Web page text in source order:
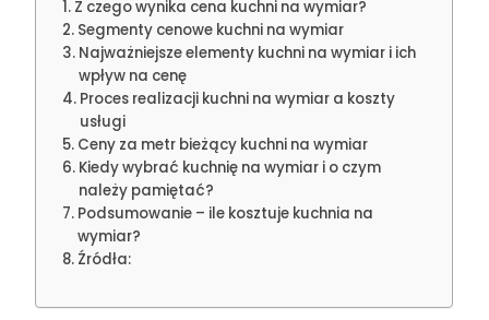
Z czego wynika cena kuchni na wymiar?
Segmenty cenowe kuchni na wymiar
Najważniejsze elementy kuchni na wymiar i ich
wpływ na cenę
Proces realizacji kuchni na wymiar a koszty
usługi
Ceny za metr bieżący kuchni na wymiar
Kiedy wybrać kuchnię na wymiar i o czym
należy pamiętać?
Podsumowanie – ile kosztuje kuchnia na
wymiar?
Źródła: